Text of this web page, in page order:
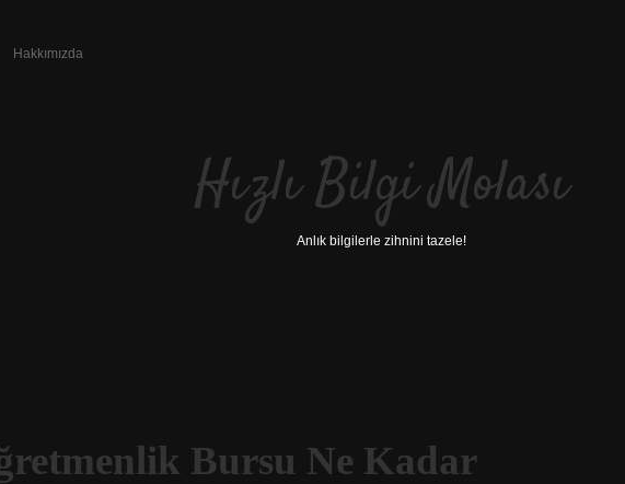
Hakkımızda
Hızlı Bilgi Molası
Anlık bilgilerle zihnini tazele!
Bursu Ne Kadar